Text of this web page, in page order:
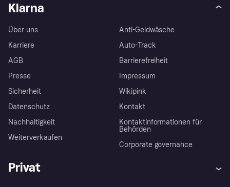
Klarna
Über uns
Karriere
AGB
Presse
Sicherheit
Datenschutz
Nachhaltigkeit
Weiterverkaufen
Anti-Geldwäsche
Auto-Track
Barrierefreiheit
Impressum
Wikipink
Kontakt
Kontaktinformationen für
Behörden
Corporate governance
Privat